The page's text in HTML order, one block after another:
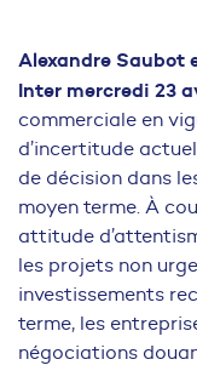
Alexandre Saubot
Inter mercredi 23
commerciale en
d’incertitude
de décision dans
moyen terme. À
attitude
les projets non
investissements
terme, les
négociations